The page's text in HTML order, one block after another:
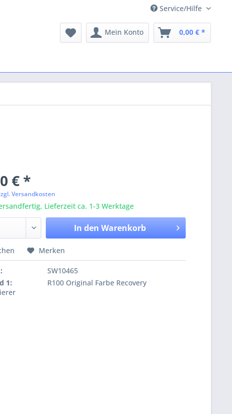
Service/Hilfe
Mein Konto 0,00 € *
€ *
Versandkosten
Lieferzeit ca. 1-3 Werktage
In den Warenkorb
Merken
SW10465
1:
R100 Original Farbe Recovery